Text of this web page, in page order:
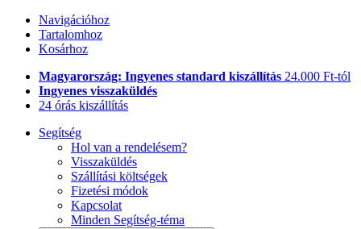
Navigációhoz
Tartalomhoz
Kosárhoz
Magyarország: Ingyenes standard kiszállítás 24.000 Ft-tól
Ingyenes visszaküldés
24 órás kiszállítás
Segítség
Hol van a rendelésem?
Visszaküldés
Szállítási költségek
Fizetési módok
Kapcsolat
Minden Segítség-téma